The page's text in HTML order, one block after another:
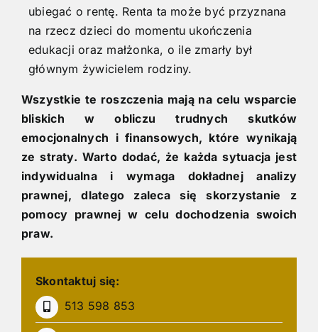
ubiegać o rentę. Renta ta może być przyznana
na rzecz dzieci do momentu ukończenia
edukacji oraz małżonka, o ile zmarły był
głównym żywicielem rodziny.
Wszystkie te roszczenia mają na celu wsparcie
bliskich w obliczu trudnych skutków
emocjonalnych i finansowych, które wynikają
ze straty. Warto dodać, że każda sytuacja jest
indywidualna i wymaga dokładnej analizy
prawnej, dlatego zaleca się skorzystanie z
pomocy prawnej w celu dochodzenia swoich
praw.
Skontaktuj się:
513 598 853